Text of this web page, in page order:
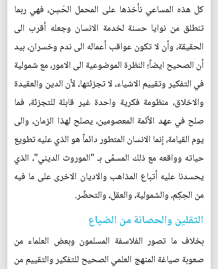
كل هذه المساعي نأخذها على المحمل الحَسِن، فهي ربما
تنطلق من نوايا حسنة لخدمة الانسان وجعله أقرب الى
الحقيقة، وأن لا تكون عواقب أعماله الى ندم وخسران، بيد
أن الصحيح ايضاً؛ النظرة الموضوعية الى الامور، مع شمولية
في التفكير وتقييم الاشياء، لا تجزئتها، لأن الدين والعقيدة
والاخلاق، منظومة فكرية واحدة غير قابلة للتجزئة، فما
صلح في عهد الأئمة المعصومين، يصلح لهذا الزمان، والى
يوم القيامة، إنما الانسان المتطور دائماً هو الذي عليه تطويع
حياته وواقعه مع ذلك المسمّى بـ "الموروث الديني"، الذي
يحسدنا عليه أتباع المذاهب والاديان الاخرى على ما فيه
من الحِكِم، والشمولية، والعقل، والتحضّر.
الثقلين والحصانة من الضياع
بخلاف ما تصور الفلاسفة المسلمون وبعض العلماء من
صعوبة صياغة المنهج العلمي الصحيح للتفكير والتقييم من